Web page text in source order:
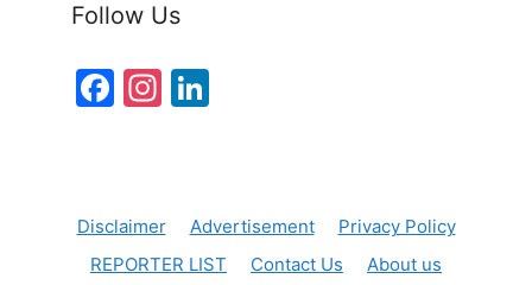
Follow Us
F
b
In
a
dI
Disclaimer Advertisement
Privacy Policy
REPORTER LIST
Contact Us About us